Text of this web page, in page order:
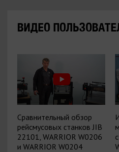
ВИДЕО
Сравнительный обзор
рейсмусовых станков JIB
22101, WARRIOR W0206
и WARRIOR W0204